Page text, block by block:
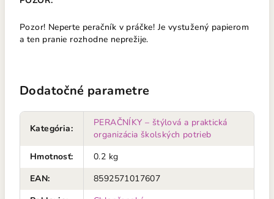
Pozor! Neperte peračník v práčke! Je vystužený papierom
a ten pranie rozhodne neprežije.
Dodatočné parametre
Kategória:
PERAČNÍKY – štýlová a praktická
organizácia školských potrieb
Hmotnosť:
0.2 kg
EAN:
8592571017607